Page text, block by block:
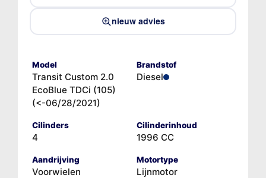
nieuw advies
Model
Transit Custom 2.0
EcoBlue TDCi (105)
(<-06/28/2021)
Brandstof
Diesel
Cilinders
4
Cilinderinhoud
1996 CC
Aandrijving
Voorwielen
Motortype
Lijnmotor